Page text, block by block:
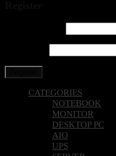
CATEGORIES
NOTEBOOK
MONITOR
DESKTOP PC
AIO
UPS